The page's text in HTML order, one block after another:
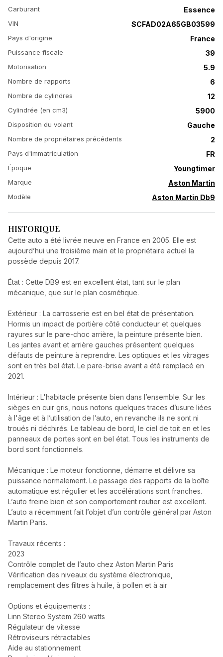
Carburant Essence
VIN SCFAD02A65GB03599
Pays d'origine France
Puissance fiscale 39
Motorisation 5.9
Nombre de rapports 6
Nombre de cylindres 12
Cylindrée (en cm3) 5900
Disposition du volant Gauche
Nombre de propriétaires précédents 2
Pays d'immatriculation FR
Époque Youngtimer
Marque Aston Martin
Modèle Aston Martin Db9
HISTORIQUE
Cette auto a été livrée neuve en France en 2005. Elle est
aujourd’hui une troisième main et le propriétaire actuel la
possède depuis 2017.
État : Cette DB9 est en excellent état, tant sur le plan
mécanique, que sur le plan cosmétique.
Extérieur : La carrosserie est en bel état de présentation.
Hormis un impact de portière côté conducteur et quelques
rayures sur le pare-choc arrière, la peinture présente bien.
Les jantes avant et arrière gauches présentent quelques
défauts de peinture à reprendre. Les optiques et les vitrages
sont en très bel état. Le pare-brise avant a été remplacé en
2021.
Intérieur : L'habitacle présente bien dans l’ensemble. Sur les
sièges en cuir gris, nous notons quelques traces d’usure liées
à l'âge et à l’utilisation de l’auto, en revanche ils ne sont ni
troués ni déchirés. Le tableau de bord, le ciel de toit en et les
panneaux de portes sont en bel état. Tous les instruments de
bord sont fonctionnels.
Mécanique : Le moteur fonctionne, démarre et délivre sa
puissance normalement. Le passage des rapports de la boîte
automatique est régulier et les accélérations sont franches.
L’auto freine bien et son comportement routier est excellent.
L’auto a récemment fait l’objet d’un contrôle général par Aston
Martin Paris.
Travaux récents :
2023
Contrôle complet de l’auto chez Aston Martin Paris
Vérification des niveaux du système électronique,
remplacement des filtres à huile, à pollen et à air
Options et équipements :
Linn Stereo System 260 watts
Régulateur de vitesse
Rétroviseurs rétractables
Aide au stationnement